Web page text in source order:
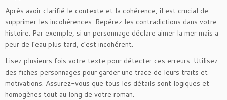
Après avoir clarifié le contexte et la cohérence, il est crucial de
supprimer les incohérences. Repérez les contradictions dans votre
histoire. Par exemple, si un personnage déclare aimer la mer mais a
peur de l’eau plus tard, c’est incohérent.
Lisez plusieurs fois votre texte pour détecter ces erreurs. Utilisez
des fiches personnages pour garder une trace de leurs traits et
motivations. Assurez-vous que tous les détails sont logiques et
homogènes tout au long de votre roman.